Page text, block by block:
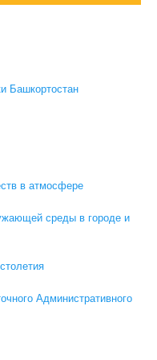
Башкортостан
в атмосфере
среды в городе и
Административного